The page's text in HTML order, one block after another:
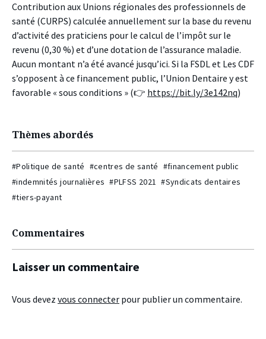
Contribution aux Unions régionales des professionnels de
santé (CURPS) calculée annuellement sur la base du revenu
d’activité des praticiens pour le calcul de l’impôt sur le
revenu (0,30 %) et d’une dotation de l’assurance maladie.
Aucun montant n’a été avancé jusqu’ici. Si la FSDL et Les CDF
s’opposent à ce financement public, l’Union Dentaire y est
favorable « sous conditions » (👉 https://bit.ly/3e142nq)
Thèmes abordés
#Politique de santé #centres de santé #financement public
#indemnités journalières #PLFSS 2021 #Syndicats dentaires
#tiers-payant
Commentaires
Laisser un commentaire
Vous devez vous connecter pour publier un commentaire.